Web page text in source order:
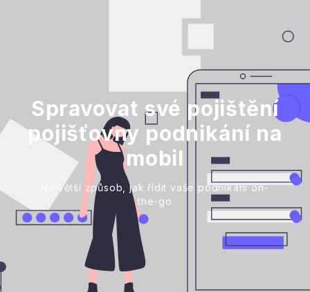
Spravovat své pojištění
pojišťovny podnikání na
mobil
Největší způsob, jak řídit vaše podnikání on-
the-go